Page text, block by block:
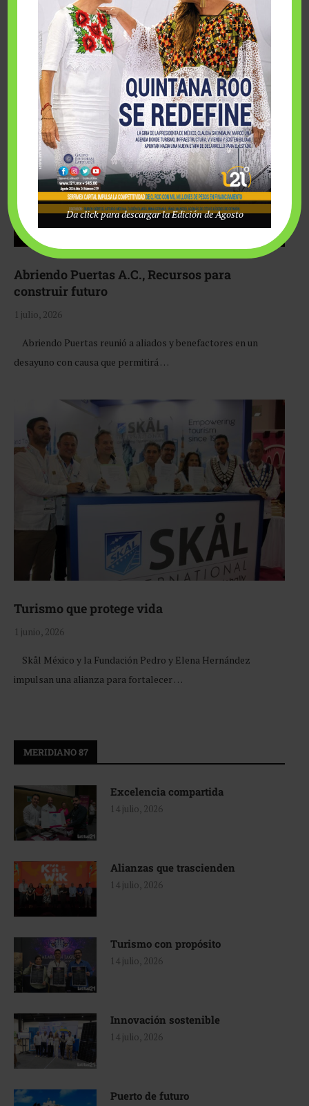
Fairmont Mayakoba y Make-A-Wish México unieron
esfuerzos para hacer realidad el deseo de una …
Abriendo Puertas A.C., Recursos para
construir futuro
1 julio, 2026
Abriendo Puertas reunió a aliados y benefactores en un
desayuno con causa que permitirá …
Turismo que protege vida
1 junio, 2026
Skål México y la Fundación Pedro y Elena Hernández
impulsan una alianza para fortalecer …
MERIDIANO 87
Excelencia compartida
14 julio, 2026
Alianzas que trascienden
14 julio, 2026
Turismo con propósito
14 julio, 2026
Innovación sostenible
14 julio, 2026
Puerto de futuro
Da click para descargar la Edición de Agosto